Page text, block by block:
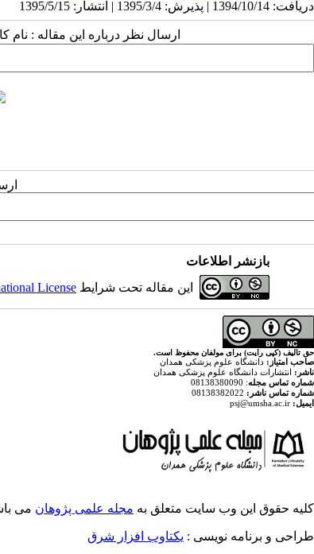
دریافت: 1394/10/14 | پذیرش: 1395/3/4 | انتشار: 1395/5/15
ارسال نظر درباره این مقاله : نام
بازنشر اطلاعات
این مقاله تحت شرایط License
حق تالیف (کپی رایت) برای مولفان محفوظ است.
صاحب امتیاز: دانشگاه علوم پزشکی همدان
ناشر: انتشارات دانشگاه علوم پزشکی همدان
شماره تماس مجله: 08138380090
شماره تماس ناشر:
ایمیل:
کلیه حقوق این وب سایت متعلق به مجله علمی پژوهان می
طراحی و برنامه نویسی : یکتاوب افزار شرق